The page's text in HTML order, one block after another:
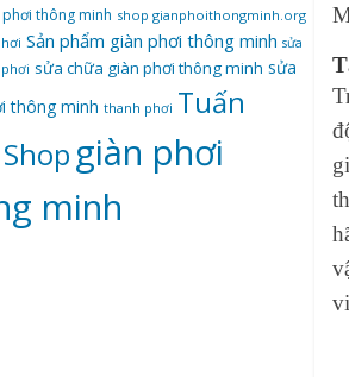
thông minh shop gianphoithongminh.org
Sản phẩm giàn phơi thông minh sửa
sửa chữa giàn phơi thông minh sửa
thông minh thanh phơi Tuấn
‌giàn‌ ‌phơi‌
‌minh